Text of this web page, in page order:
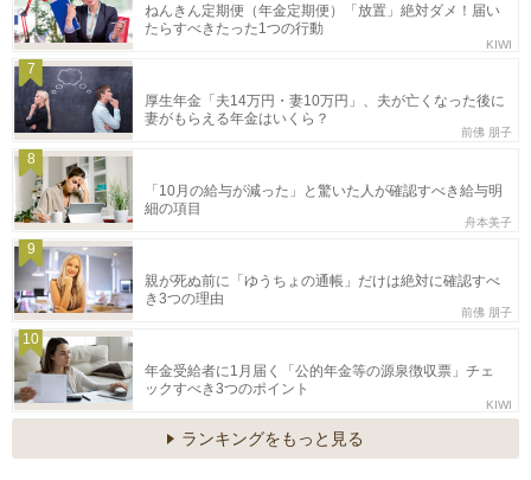
ねんきん定期便（年金定期便）「放置」絶対ダメ！届い
たらすべきたった1つの行動
KIWI
7
厚生年金「夫14万円・妻10万円」、夫が亡くなった後に
妻がもらえる年金はいくら？
前佛 朋子
8
「10月の給与が減った」と驚いた人が確認すべき給与明
細の項目
舟本美子
9
親が死ぬ前に「ゆうちょの通帳」だけは絶対に確認すべ
き3つの理由
前佛 朋子
10
年金受給者に1月届く「公的年金等の源泉徴収票」チェ
ックすべき3つのポイント
KIWI
ランキングをもっと見る